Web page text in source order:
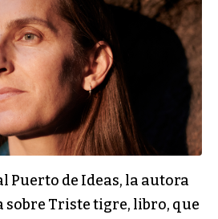
Puerto de Ideas, la autora
sobre Triste tigre, libro, que